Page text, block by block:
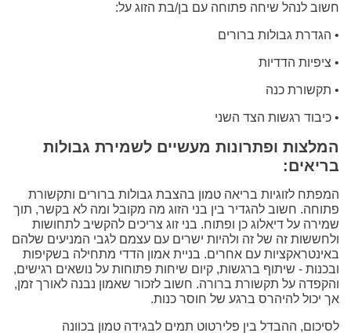
חשוב לנהל שיחה פתוחה עם בן/בת הזוג על:
• הגדרת גבולות ברורים
• ציפיות הדדיות
• תקשורת כנה
• כיבוד רגשות הצד השני
המלצות ופתרונות מעשיים לשמירת גבולות
בריאים:
המפתח לזוגיות בריאה טמון בהצבת גבולות ברורים ותקשורת
פתוחה. חשוב להגדיר בין בני הזוג מה מקובל ומה לא בקשר, תוך
שמירה על דיאלוג כן ופתוח. בני זוג צריכים להקשיב לתחושות
ולחששות זה של זה ולהיות ישרים עם עצמם לגבי המניעים שלהם
באינטראקציות עם אחרים. בניית אמון הדדי מתחילה בשקיפות
ובכנות - שיתוף ברגשות, קיום שיחות פתוחות על נושאים רגישים,
והקפדה על תקשורת ברורה. חשוב לזכור שאמון נבנה לאורך זמן,
אך יכול להיהרס ברגע של חוסר כנות.
לסיכום, ההבדל בין פלירטוט תמים לבגידה טמון בכוונה